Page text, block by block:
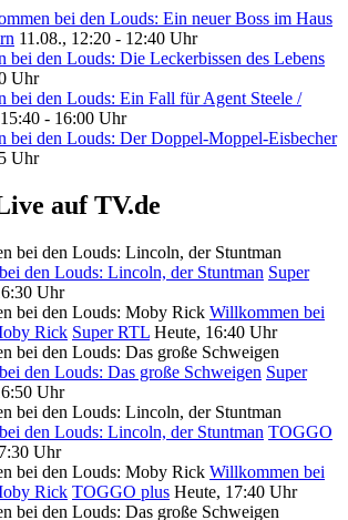
bei den Louds: Ein neuer Boss im Haus
11.08., 12:20 - 12:40 Uhr
bei den Louds: Die Leckerbissen des Lebens
Uhr
bei den Louds: Ein Fall für Agent Steele /
- 16:00 Uhr
bei den Louds: Der Doppel-Moppel-Eisbecher
Uhr
auf TV.de
den Louds: Lincoln, der Stuntman Super
Uhr
Willkommen bei
Rick Super RTL Heute, 16:40 Uhr
den Louds: Das große Schweigen Super
Uhr
den Louds: Lincoln, der Stuntman TOGGO
Uhr
Willkommen bei
Rick TOGGO plus Heute, 17:40 Uhr